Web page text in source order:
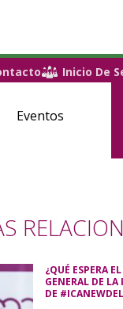
Inicio De
Eventos
¿QUÉ ESPERA
GENERAL DE LA
DE